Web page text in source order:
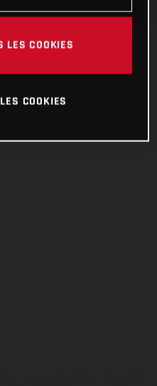
LES COOKIES
COOKIES